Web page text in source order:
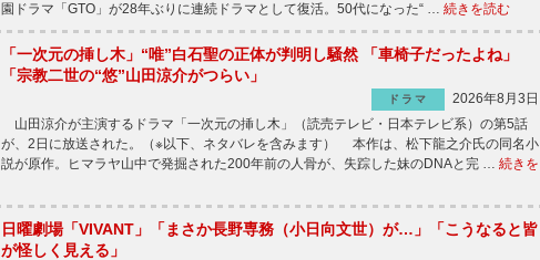
園ドラマ「GTO」が28年ぶりに連続ドラマとして復活。50代になった“ … 続きを読む
「一次元の挿し木」“唯”白石聖の正体が判明し騒然 「車椅子だったよね」
「宗教二世の“悠”山田涼介がつらい」
ドラマ
2026年8月3日
山田涼介が主演するドラマ「一次元の挿し木」（読売テレビ・日本テレビ系）の第5話
が、2日に放送された。（※以下、ネタバレを含みます） 本作は、松下龍之介氏の同名小
説が原作。ヒマラヤ山中で発掘された200年前の人骨が、失踪した妹のDNAと完 … 続きを
日曜劇場「VIVANT」「まさか長野専務（小日向文世）が…」「こうなると皆
が怪しく見える」